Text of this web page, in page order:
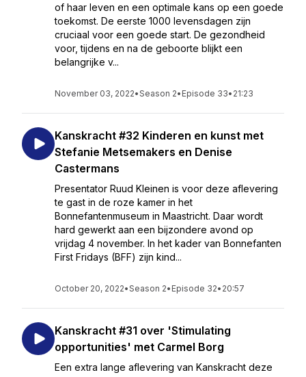
of haar leven en een optimale kans op een goede
toekomst. De eerste 1000 levensdagen zijn
cruciaal voor een goede start. De gezondheid
voor, tijdens en na de geboorte blijkt een
belangrijke v...
November 03, 2022•Season 2• Episode 33• 21:23
Kanskracht #32 Kinderen en kunst met
Stefanie Metsemakers en Denise
Castermans
Presentator Ruud Kleinen is voor deze aflevering
te gast in de roze kamer in het
Bonnefantenmuseum in Maastricht. Daar wordt
hard gewerkt aan een bijzondere avond op
vrijdag 4 november. In het kader van Bonnefanten
First Fridays (BFF) zijn kind...
October 20, 2022•Season 2• Episode 32• 20:57
Kanskracht #31 over 'Stimulating
opportunities' met Carmel Borg
Een extra lange aflevering van Kanskracht deze